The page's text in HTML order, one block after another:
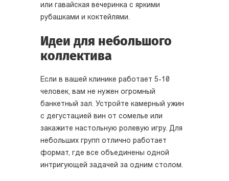
или гавайская вечеринка с яркими
рубашками и коктейлями.
Идеи для небольшого
коллектива
Если в вашей клинике работает 5-10
человек, вам не нужен огромный
банкетный зал. Устройте камерный ужин
с дегустацией вин от сомелье или
закажите настольную ролевую игру. Для
небольших групп отлично работает
формат, где все объединены одной
интригующей задачей за одним столом.